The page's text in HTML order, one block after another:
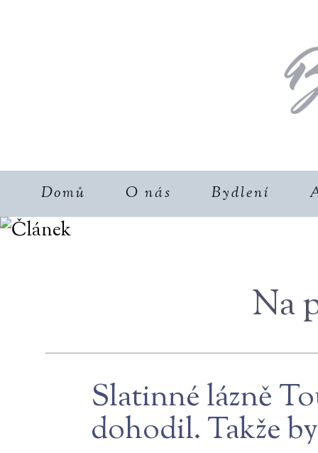
Domů O nás Bydlení
Na
Slatinné lázně
dohodil. Takže